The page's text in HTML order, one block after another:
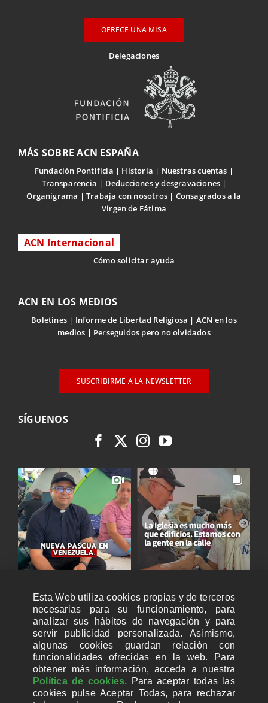
OFRECE UNA MISA
Delegaciones
MÁS SOBRE ACN ESPAÑA
Fundación Pontificia Historia
Nuestras cuentas
Transparencia
Deducciones y desgravaciones
Organigrama
Trabaja con nosotros
Consagrados a la
Virgen de Fátima
ACN Internacional
Cómo solicitar ayuda
ACN EN LOS MEDIOS
Boletines Informe de Libertad Religiosa
ACN en los
medios
Perseguidos pero no olvidados
SUSCRIBIRME A LA NEWSLETTER
SÍGUENOS
Esta Web utiliza cookies propias y de terceros
necesarias para su funcionamiento, para
analizar sus hábitos de navegación y para
servir publicidad personalizada. Asimismo,
algunas cookies guardan relación con
funcionalidades ofrecidas en la web. Para
obtener más información, acceda a nuestra
Política de cookies. Para aceptar todas las
cookies pulse Aceptar Todas, para rechazar